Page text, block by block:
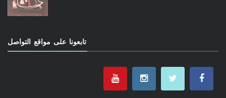
تابعونا على مواقع التواصل